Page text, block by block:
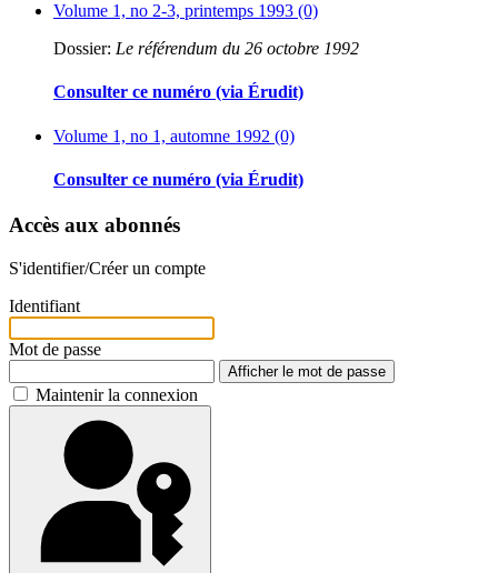
Volume 1, no 2-3, printemps 1993 (0)
Dossier: Le référendum du 26 octobre 1992
Consulter ce numéro (via Érudit)
Volume 1, no 1, automne 1992 (0)
Consulter ce numéro (via Érudit)
Accès aux abonnés
S'identifier/Créer un compte
Identifiant
Mot de passe
Afficher le mot de passe
Maintenir la connexion